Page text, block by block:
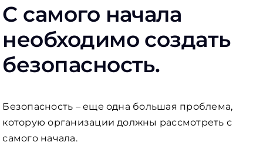
С самого начала
необходимо создать
безопасность.
Безопасность – еще одна большая проблема,
которую организации должны рассмотреть с
самого начала.